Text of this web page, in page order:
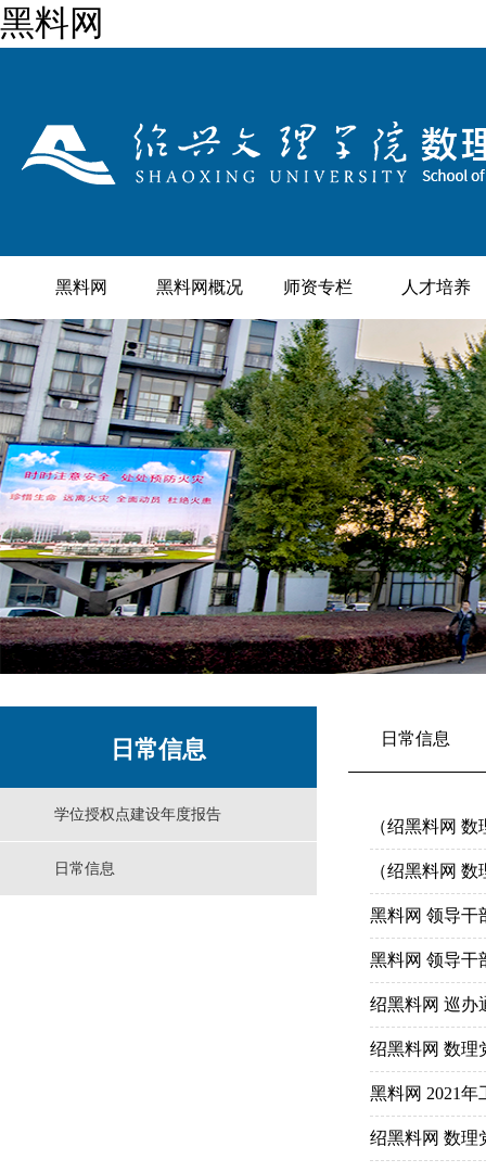
黑料网
黑料网 黑料网概况 师资专栏 人才培养
日常信息
学位授权点建设年度报告
日常信息
日常信息
（绍黑料网
（绍黑料网
黑料网 领导干
黑料网 领导干
绍黑料网 巡办
绍黑料网 数理
黑料网 2021年
绍黑料网 数理